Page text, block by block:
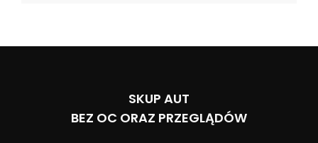
SKUP AUT
BEZ OC ORAZ PRZEGLĄDÓW